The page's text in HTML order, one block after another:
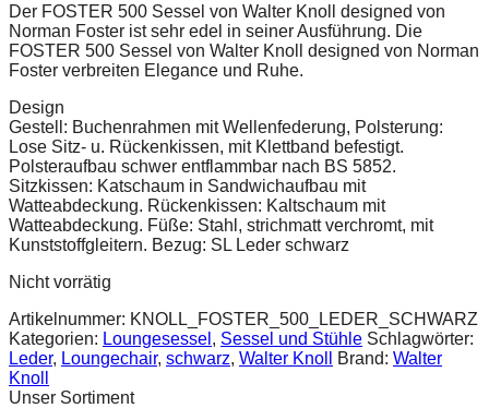
Der FOSTER 500 Sessel von Walter Knoll designed von
Norman Foster ist sehr edel in seiner Ausführung. Die
FOSTER 500 Sessel von Walter Knoll designed von Norman
Foster verbreiten Elegance und Ruhe.
Design
Gestell: Buchenrahmen mit Wellenfederung, Polsterung:
Lose Sitz- u. Rückenkissen, mit Klettband befestigt.
Polsteraufbau schwer entflammbar nach BS 5852.
Sitzkissen: Katschaum in Sandwichaufbau mit
Watteabdeckung. Rückenkissen: Kaltschaum mit
Watteabdeckung. Füße: Stahl, strichmatt verchromt, mit
Kunststoffgleitern. Bezug: SL Leder schwarz
Nicht vorrätig
Artikelnummer: KNOLL_FOSTER_500_LEDER_SCHWARZ
Kategorien: Loungesessel , Sessel und Stühle Schlagwörter:
Leder, Loungechair, schwarz, Walter Knoll Brand: Walter
Knoll
Unser Sortiment